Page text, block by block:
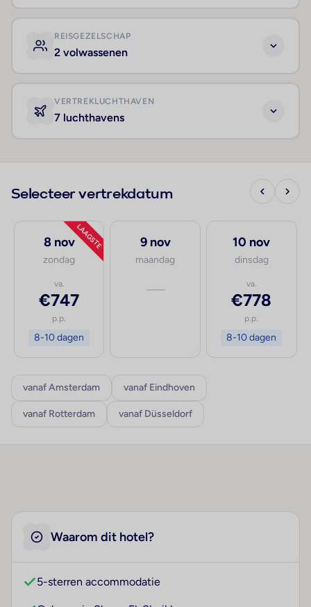
REISGEZELSCHAP
2 volwassenen
VERTREKLUCHTHAVEN
7 luchthavens
Selecteer vertrekdatum
LAAGSTE
8 nov
zondag
va.
€747
p.p.
8-10 dagen
9 nov
maandag
—
10 nov
dinsdag
va.
€778
p.p.
8-10 dagen
vanaf Amsterdam vanaf Eindhoven
vanaf Rotterdam vanaf Düsseldorf
Waarom dit hotel?
5-sterren accommodatie